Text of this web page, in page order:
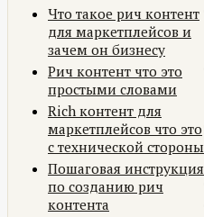
Что такое рич контент
для маркетплейсов и
зачем он бизнесу
Рич контент что это
простыми словами
Rich контент для
маркетплейсов что это
с технической стороны
Пошаговая инструкция
по созданию рич
контента